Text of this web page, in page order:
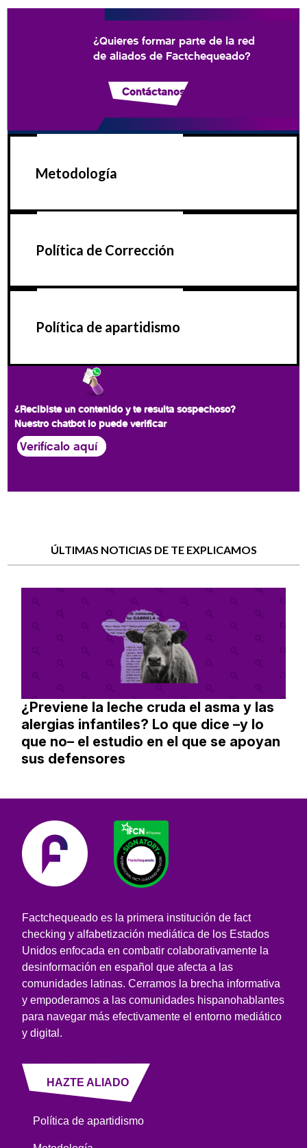
¿Quieres formar parte de la red
de aliados de Factchequeado?
Contáctanos
Metodología
Política de Corrección
Política de apartidismo
¿Recibiste un contenido y te resulta sospechoso?
Nuestro chatbot lo puede verificar
Verifícalo aquí
ÚLTIMAS NOTICIAS DE TE EXPLICAMOS
¿Previene la leche cruda el asma y las
alergias infantiles? Lo que dice –y lo
que no– el estudio en el que se apoyan
sus defensores
Factchequeado es la primera institución de fact
checking y alfabetización mediática de los Estados
Unidos enfocada en combatir colaborativamente la
desinformación en español que afecta a las
comunidades latinas. Cerramos la brecha informativa
y empoderamos a las comunidades hispanohablantes
para navegar más efectivamente el entorno mediático
y digital.
HAZTE ALIADO
Política de apartidismo